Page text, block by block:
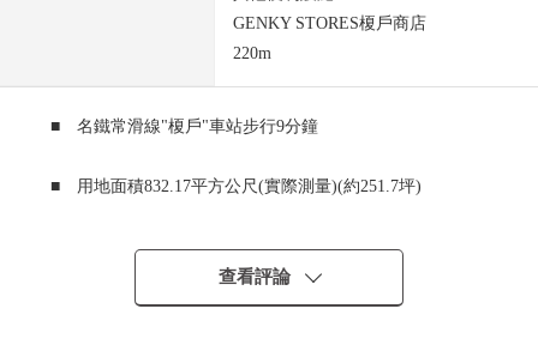
GENKY STORES榎戶商店
220m
■ 名鐵常滑線"榎戶"車站步行9分鐘
■ 用地面積832.17平方公尺(實際測量)(約251.7坪)
■ 沒用有建築條件的土地的銷售有。
能在喜歡的建築公司、House廠商建造。
查看評論